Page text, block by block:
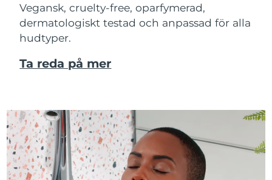
Vegansk, cruelty-free, oparfymerad,
dermatologiskt testad och anpassad för alla
hudtyper.
Ta reda på mer